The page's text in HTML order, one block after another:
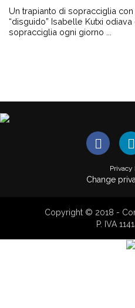
Un trapianto di sopracciglia
“disguido” Isabelle Kutxi
sopracciglia ogni giorno ...
Privacy
Change
Copyright © 2018 -
P. IVA